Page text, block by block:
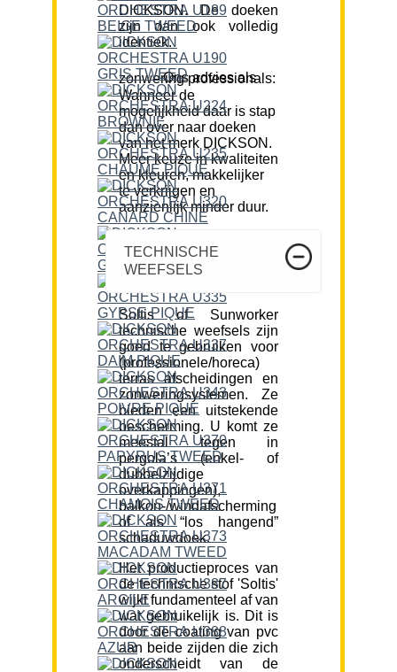
DICKSON. De doeken
zijn dan ook volledig
identiek.
Ons advies als zonwering professionals:
Wanneer de
mogelijkheid daar is stap
dan over naar doeken
van het merk DICKSON.
Meer keuze in kwaliteiten
en kleuren, makkelijker
te verkrijgen en
aanzienlijk minder duur.
TECHNISCHE
WEEFSELS
Soltis of Sunworker
technische weefsels zijn
goed te gebruiken voor
(professionele/horeca)
terras afscheidingen en
zonweringsystemen. Ze
bieden een uitstekende
bescherming. U komt ze
meestal tegen in
pergola’s (enkel- of
dubbelzijdige
overkappingen),
balkon-/windafscherming
of als “los hangend”
schaduwdoek.
Het productieproces van
de technische stof 'Soltis'
wijkt fundamenteel af van
wat gebruikelijk is. Dit is
door de coating van pvc
aan beide zijden die zich
onderscheidt van de